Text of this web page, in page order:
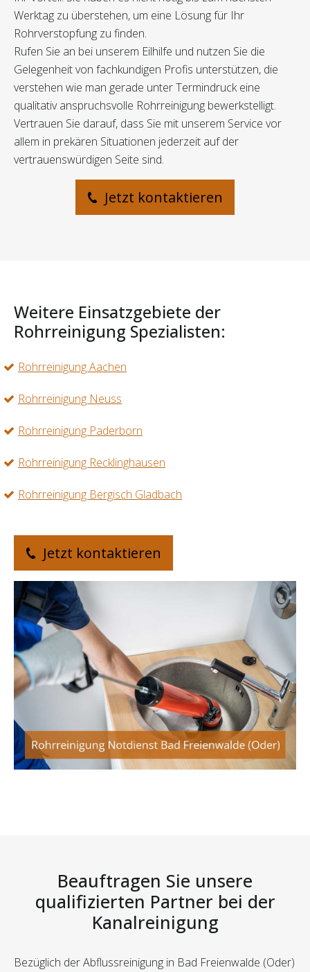
Werktag zu überstehen, um eine Lösung für Ihr
Rohrverstopfung zu finden.
Rufen Sie an bei unserem Eilhilfe und nutzen Sie die
Gelegenheit von fachkundigen Profis unterstützen, die
verstehen wie man gerade unter Termindruck eine
qualitativ anspruchsvolle Rohrreinigung bewerkstelligt.
Vertrauen Sie darauf, dass Sie mit unserem Service vor
allem in prekären Situationen jederzeit auf der
vertrauenswürdigen Seite sind.
Jetzt kontaktieren
Weitere Einsatzgebiete der
Rohrreinigung Spezialisten:
Rohrreinigung Aachen
Rohrreinigung Neuss
Rohrreinigung Paderborn
Rohrreinigung Recklinghausen
Rohrreinigung Bergisch Gladbach
Jetzt kontaktieren
Beauftragen Sie unsere
qualifizierten Partner bei der
Kanalreinigung
Bezüglich der Abflussreinigung in Bad Freienwalde (Oder)